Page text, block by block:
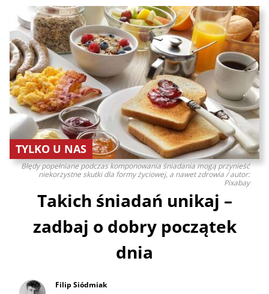
Błędy popełniane podczas komponowania śniadania mogą przynieść
niekorzystne skutki dla formy życiowej, a nawet zdrowia / autor:
Pixabay
TYLKO U NAS
Takich śniadań unikaj –
zadbaj o dobry początek
dnia
Filip Siódmiak